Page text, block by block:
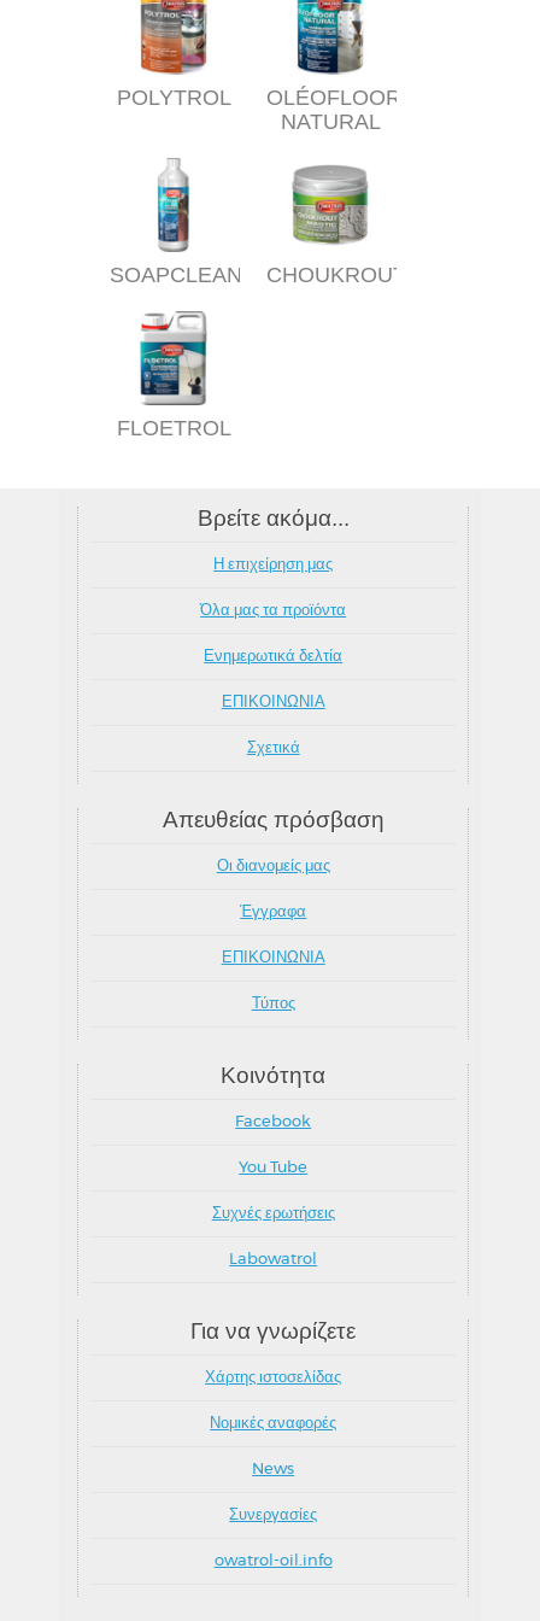
Πως είναι ο καιρός ?
Είναι ο καιρός κατάλληλος για να
ολοκληρώσουμε με επιτυχία την
εργασία μας. Μια ματιά στην
πρόγνωση του καιρού δεν θα κάνει
οποιαδήποτε ζημιά.
POLYTROL
OLÉOFLOOR
NATURAL
SOAPCLEAN CHOUKROUT
FLOETROL
Βρείτε ακόμα...
Η επιχείρηση μας
Όλα μας τα προϊόντα
Ενημερωτικά δελτία
ΕΠΙΚΟΙΝΩΝΙΑ
Σχετικά
Απευθείας πρόσβαση
Οι διανομείς μας
Έγγραφα
ΕΠΙΚΟΙΝΩΝΙΑ
Τύπος
Κοινότητα
Facebook
You Tube
Συχνές ερωτήσεις
Labowatrol
Για να γνωρίζετε
Χάρτης ιστοσελίδας
Νομικές αναφορές
News
Συνεργασίες
owatrol-oil.info